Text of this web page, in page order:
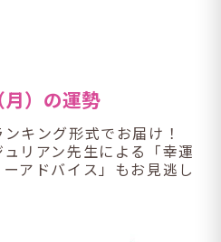
）の運勢
キング形式でお届け！
リアン先生による「幸運
アドバイス」もお見逃し